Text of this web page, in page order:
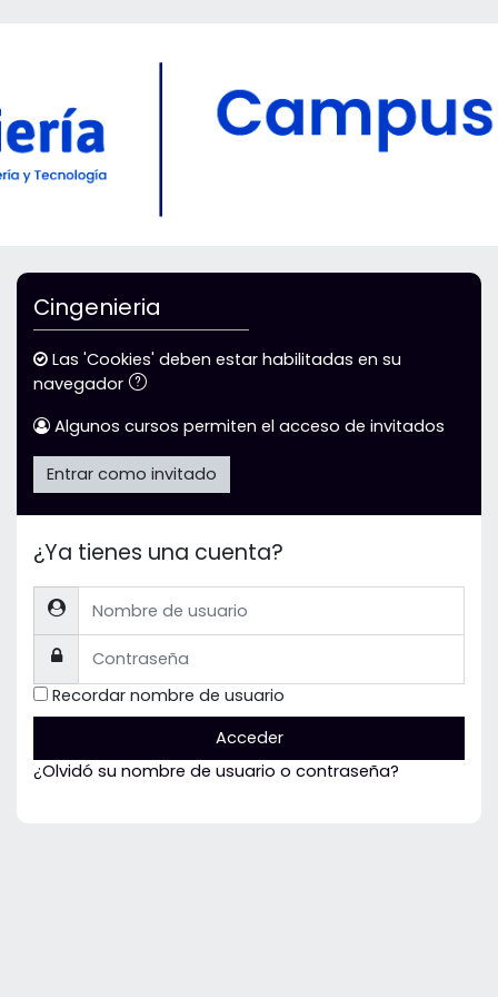
Cingenieria
Las 'Cookies' deben estar habilitadas en su
navegador
Algunos cursos permiten el acceso de invitados
Entrar como invitado
¿Ya tienes una cuenta?
Nombre de usuario
Contraseña
Recordar nombre de usuario
Acceder
¿Olvidó su nombre de usuario o contraseña?